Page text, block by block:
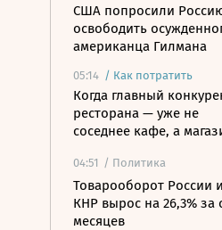
США попросили
освободить
американца Гилмана
05:14 / Как потратить
Когда главный
ресторана — уже не
соседнее кафе, а
04:51 / Политика
Товарооборот России и
КНР вырос на 26,3% за
месяцев